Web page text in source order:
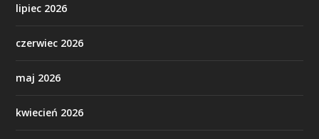
lipiec 2026
czerwiec 2026
maj 2026
kwiecień 2026